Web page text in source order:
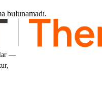
bulunamadı.
—